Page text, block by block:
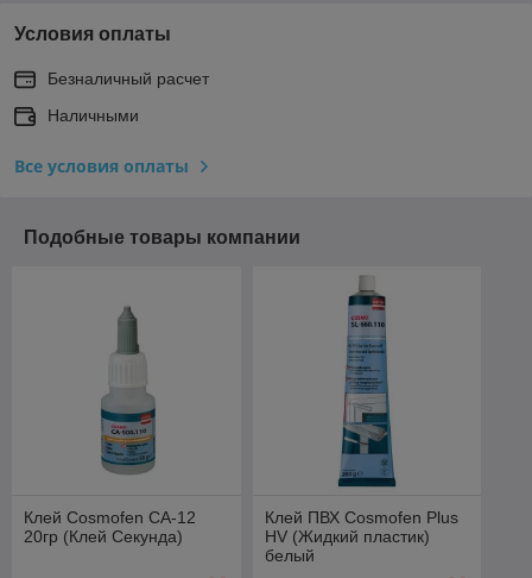
Условия оплаты
Безналичный расчет
Наличными
Все условия оплаты
Подобные товары компании
Клей Cosmоfen CA-12
20гр (Клей Секунда)
Клей ПВХ Cosmofen Plus
HV (Жидкий пластик)
белый